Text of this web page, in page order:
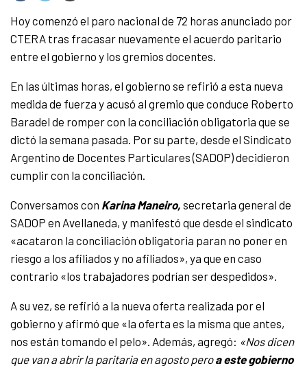
Hoy comenzó el paro nacional de 72 horas anunciado por
CTERA tras fracasar nuevamente el acuerdo paritario
entre el gobierno y los gremios docentes.
En las últimas horas, el gobierno se refirió a esta nueva
medida de fuerza y acusó al gremio que conduce Roberto
Baradel de romper con la conciliación obligatoria que se
dictó la semana pasada. Por su parte, desde el Sindicato
Argentino de Docentes Particulares (SADOP) decidieron
cumplir con la conciliación.
Conversamos con Karina Maneiro, secretaria general de
SADOP en Avellaneda, y manifestó que desde el sindicato
«acataron la conciliación obligatoria paran no poner en
riesgo a los afiliados y no afiliados», ya que en caso
contrario «los trabajadores podrían ser despedidos».
A su vez, se refirió a la nueva oferta realizada por el
gobierno y afirmó que «la oferta es la misma que antes,
nos están tomando el pelo». Además, agregó: «Nos dicen
que van a abrir la paritaria en agosto peroa este gobierno